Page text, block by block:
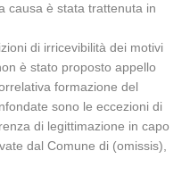
causa è stata trattenuta in
di irricevibilità dei motivi
è stato proposto appello
formazione del
sono le eccezioni di
di legittimazione in capo
dal Comune di (omissis),